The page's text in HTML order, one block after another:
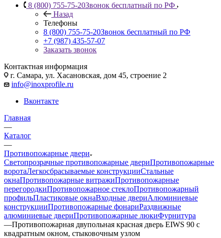
8 (800) 755-75-20Звонок бесплатный по РФ
Назад
Телефоны
8 (800) 755-75-20Звонок бесплатный по РФ
+7 (987) 435-57-07
Заказать звонок
Контактная информация
г. Самара, ул. Хасановская, дом 45, строение 2
info@inoxprofile.ru
Вконтакте
Главная
—
Каталог
—
Противопожарные двери
Светопрозрачные противопожарные двериПротивопожарные
воротаЛегкосбрасываемые конструкцииСтальные
окнаПротивопожарные витражиПротивопожарные
перегородкиПротивопожарное стеклоПротивопожарный
профильПластиковые окнаВходные двериАлюминиевые
конструкцииПротивопожарные фонариРаздвижные
алюминиевые двериПротивопожарные люкиФурнитура
—Противопожарная двупольная красная дверь EIWS 90 с
квадратным окном, стыковочным узлом